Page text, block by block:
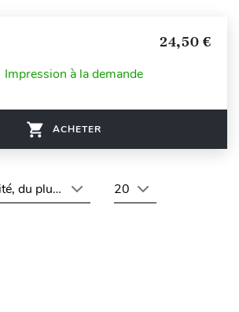
24,50 €
Impression à la demande
ACHETER
du plus récent au plus ancien
20